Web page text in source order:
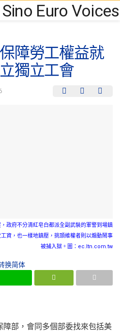
障勞工權益就
獨立工會
政府不分清紅皂白都派全副武裝的軍警到場鎮
資，也一樣地鎮壓，挑頭維權者則以煽動鬧事
被捕入獄。圖：ec.ltn.com.tw
换简体
部，會同多個部委找來包括美